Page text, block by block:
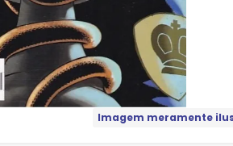
Imagem meramente